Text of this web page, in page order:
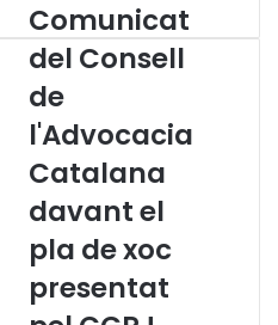
C
o
m
u
c
a
t
e
Comunicat
del Consell
de
l'Advocacia
Catalana
davant el
pla de xoc
presentat